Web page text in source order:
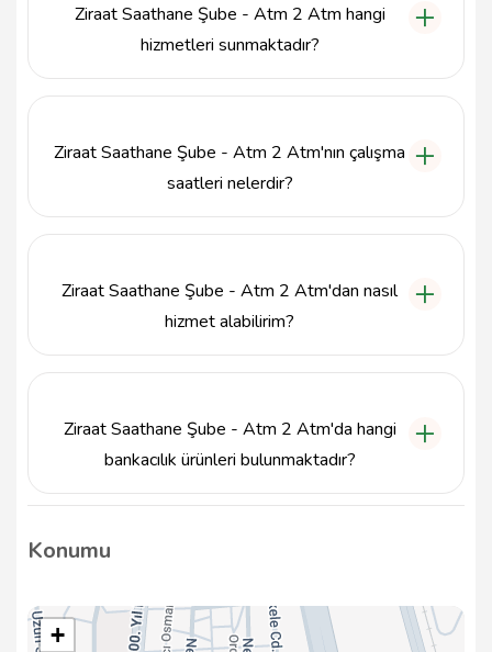
Ziraat Saathane Şube - Atm 2 Atm hangi
hizmetleri sunmaktadır?
müşteri danışmanlığı hizmetleri de sunmaktadır.
Ziraat Saathane Şube - Atm 2 Atm'nın çalışma
saatleri nelerdir?
Ziraat Saathane Şube - Atm 2 Atm'dan nasıl
hizmet alabilirim?
gerçekleştirebilirsiniz.
Ziraat Saathane Şube - Atm 2 Atm'da hangi
bankacılık ürünleri bulunmaktadır?
Ziraat Saathane Şube - Atm 2 Atm, tasarruf
bankacılık ürünlerini müşterilerine sunmaktadır.
Konumu
+